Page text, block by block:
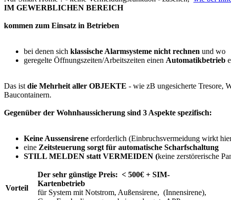
IM GEWERBLICHEN BEREICH
kommen zum Einsatz in Betrieben
bei denen sich klassische Alarmsysteme nicht rechnen und wo
geregelte Öffnungszeiten/Arbeitszeiten einen Automatikbetrieb
Das ist die Mehrheit aller OBJEKTE - wie zB ungesicherte Tresore,
Baucontainern.
Gegenüber der Wohnhaussicherung sind 3 Aspekte spezifisch:
Keine Aussensirene erforderlich (Einbruchsvermeidung wirkt
eine Zeitsteuerung sorgt für automatische Scharfschaltung
STILL MELDEN statt VERMEIDEN (keine zerstörerische
Vorteil
Der sehr günstige Preis: < 500€ + SIM-
Kartenbetrieb
für System mit Notstrom, Außensirene, (Innensirene),